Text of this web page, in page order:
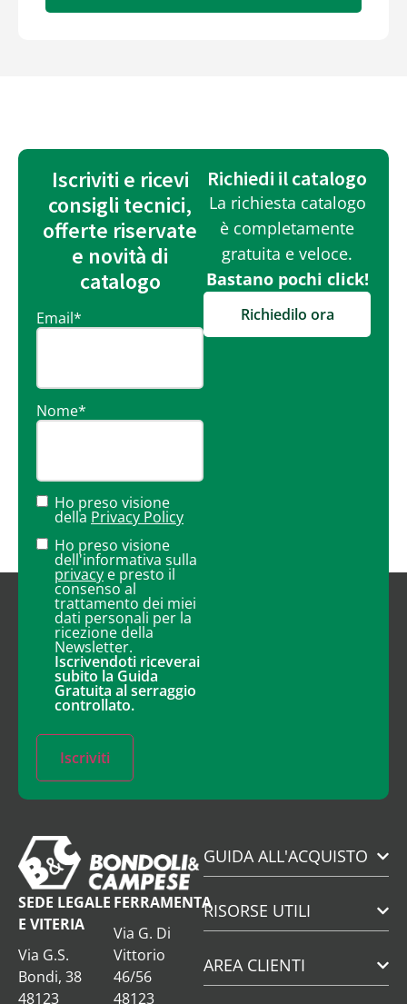
Iscriviti e ricevi
consigli tecnici,
offerte riservate
e novità di
catalogo
Email*
Nome*
Ho preso visione
della Privacy Policy
Ho preso visione
dell'informativa sulla
privacy e presto il
consenso al
trattamento dei miei
dati personali per la
ricezione della
Newsletter.
Iscrivendoti riceverai
subito la Guida
Gratuita al serraggio
controllato.
Iscriviti
Richiedi il catalogo
La richiesta catalogo
è completamente
gratuita e veloce.
Bastano pochi click!
Richiedilo ora
SEDE LEGALE
E VITERIA
Via G.S.
Bondi, 38
48123
FERRAMENTA
Via G. Di
Vittorio
46/56
48123
GUIDA ALL'ACQUISTO
RISORSE UTILI
AREA CLIENTI